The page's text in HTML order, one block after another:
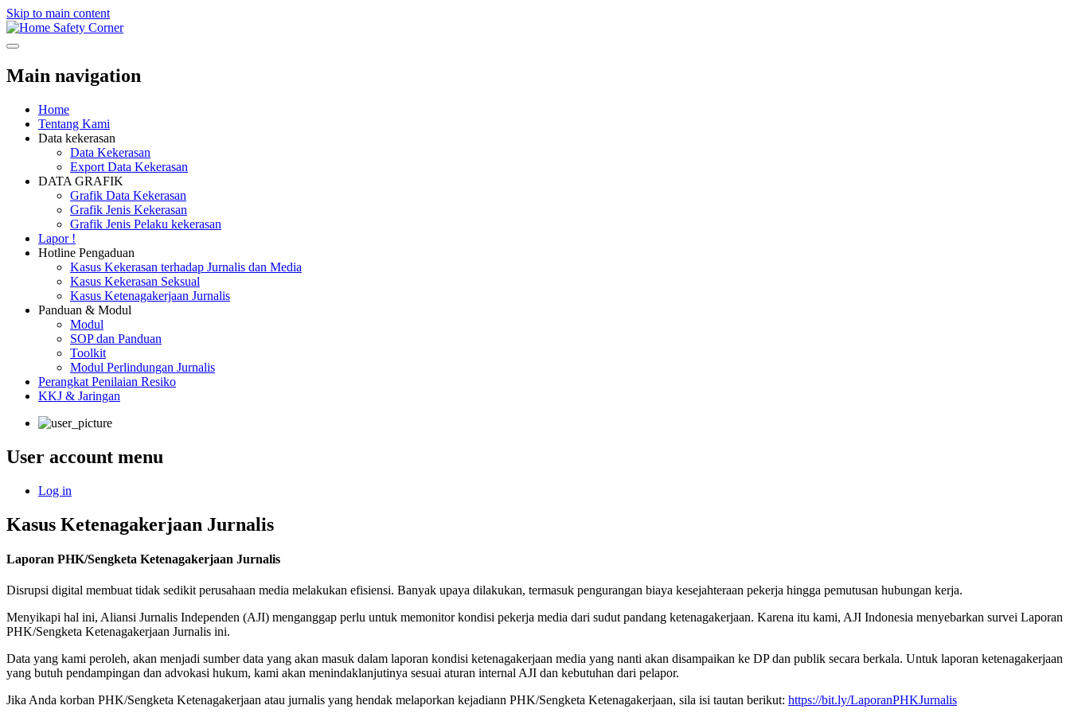
Skip to main content
Safety Corner
Main navigation
Home
Tentang Kami
Data kekerasan
Data Kekerasan
Export Data Kekerasan
DATA GRAFIK
Grafik Data Kekerasan
Grafik Jenis Kekerasan
Grafik Jenis Pelaku kekerasan
Lapor !
Hotline Pengaduan
Kasus Kekerasan terhadap Jurnalis dan Media
Kasus Kekerasan Seksual
Kasus Ketenagakerjaan Jurnalis
Panduan & Modul
Modul
SOP dan Panduan
Toolkit
Modul Perlindungan Jurnalis
Perangkat Penilaian Resiko
KKJ & Jaringan
User account menu
Log in
Kasus Ketenagakerjaan Jurnalis
Laporan PHK/Sengketa Ketenagakerjaan Jurnalis
Disrupsi digital membuat tidak sedikit perusahaan media melakukan efisiensi. Banyak upaya dilakukan, termasuk pengurangan biaya kesejahteraan pekerja hingga pemutusan hubungan kerja.
Menyikapi hal ini, Aliansi Jurnalis Independen (AJI) menganggap perlu untuk memonitor kondisi pekerja media dari sudut pandang ketenagakerjaan. Karena itu kami, AJI Indonesia menyebarkan survei Laporan
PHK/Sengketa Ketenagakerjaan Jurnalis ini.
Data yang kami peroleh, akan menjadi sumber data yang akan masuk dalam laporan kondisi ketenagakerjaan media yang nanti akan disampaikan ke DP dan publik secara berkala. Untuk laporan ketenagakerjaan
yang butuh pendampingan dan advokasi hukum, kami akan menindaklanjutinya sesuai aturan internal AJI dan kebutuhan dari pelapor.
Jika Anda korban PHK/Sengketa Ketenagakerjaan atau jurnalis yang hendak melaporkan kejadiann PHK/Sengketa Ketenagakerjaan, sila isi tautan berikut: https://bit.ly/LaporanPHKJurnalis